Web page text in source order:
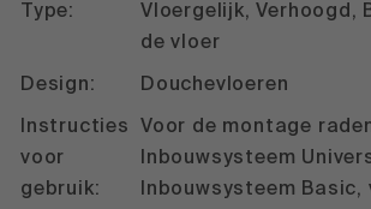
Type:
Vloergelijk, Verhoogd,
de vloer
Design: Douchevloeren
Instructies
voor
gebruik:
Voor de montage
Inbouwsysteem
Inbouwsysteem